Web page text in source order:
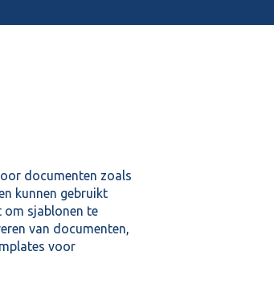
documenten zoals
kunnen gebruikt
om sjablonen te
van documenten,
voor